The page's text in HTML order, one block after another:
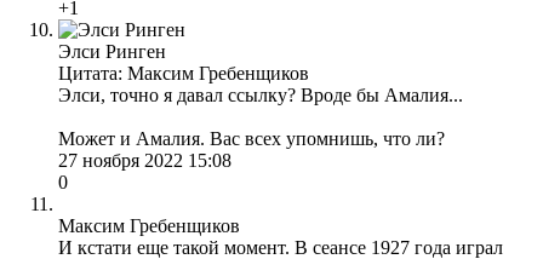
+1
Элси Ринген
Цитата: Максим Гребенщиков
Элси, точно я давал ссылку? Вроде бы Амалия...
Может и Амалия. Вас всех упомнишь, что ли?
27 ноября 2022 15:08
0
Максим Гребенщиков
И кстати еще такой момент. В сеансе 1927 года играл